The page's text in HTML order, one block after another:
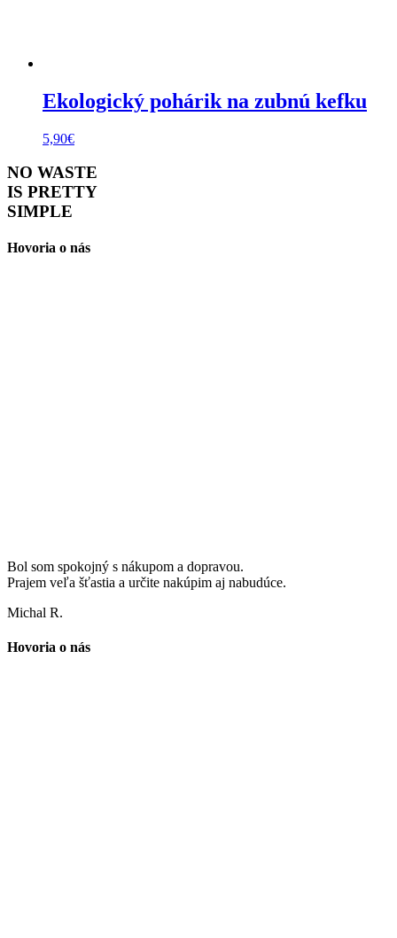
Ekologický pohárik na zubnú kefku
5,90€
NO WASTE
IS PRETTY
SIMPLE
Hovoria o nás
Bol som spokojný s nákupom a dopravou.
Prajem veľa šťastia a určite nakúpim aj nabudúce.
Michal R.
Hovoria o nás